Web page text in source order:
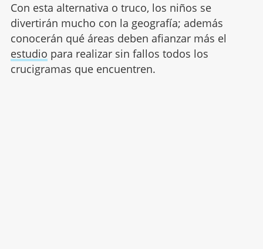
Con esta alternativa o truco, los niños se
divertirán mucho con la geografía; además
conocerán qué áreas deben afianzar más el
estudio para realizar sin fallos todos los
crucigramas que encuentren.